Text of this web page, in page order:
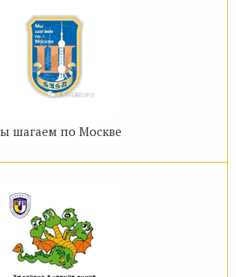
шагаем по Москве